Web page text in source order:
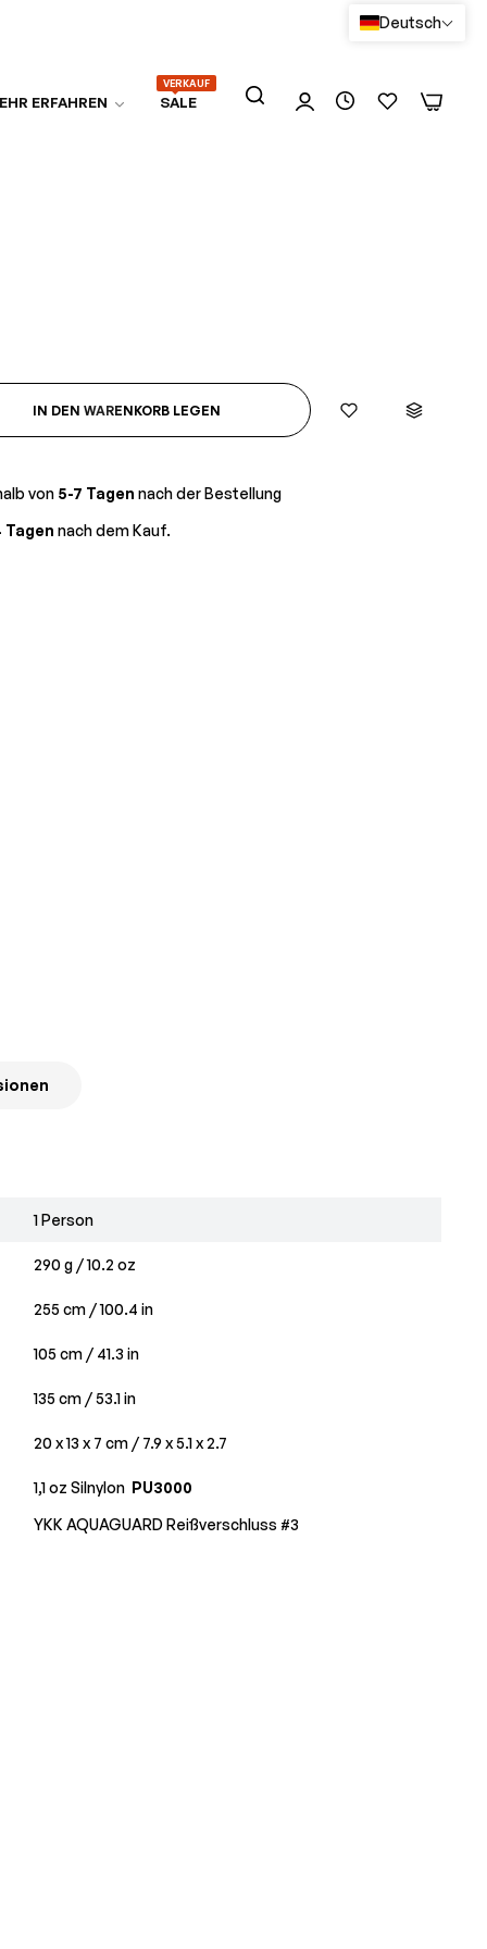
ERFAHREN SALE
VERKAUF
0 0
IN DEN WARENKORB LEGEN
von 5-7 Tagen nach der Bestellung
Tagen nach dem Kauf.
1 Person
290 g / 10.2 oz
255 cm / 100.4 in
105 cm / 41.3 in
135 cm / 53.1 in
20 x 13 x 7 cm / 7.9 x 5.1 x 2.7
1,1 oz Silnylon PU3000
YKK AQUAGUARD Reißverschluss #3
Deutsch